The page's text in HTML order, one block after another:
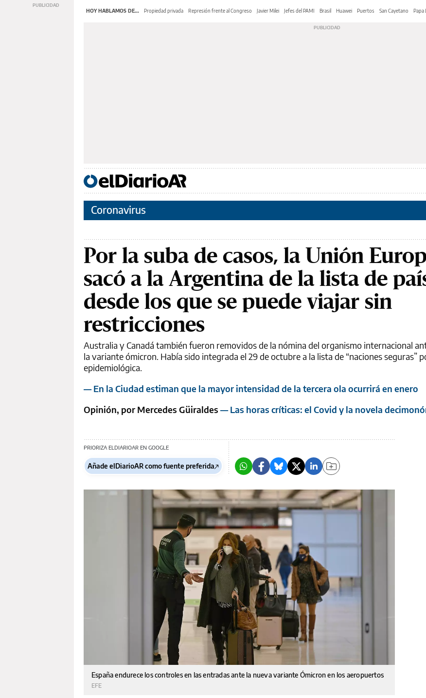
HOY HABLAMOS DE... Propiedad privada Represión frente al Congreso Javier Milei Jefes del PAMI Brasil Huawei Puertos San Cayetano Papa
Coronavirus
Por la suba de casos, la Unión
sacó a la Argentina de la lista de
desde los que se puede viajar sin
restricciones
Australia y Canadá también fueron removidos de la nómina del organismo internacional
la variante ómicron. Había sido integrada el 29 de octubre a la lista de “naciones seguras”
epidemiológica.
— En la Ciudad estiman que la mayor intensidad de la tercera ola ocurrirá en enero
Opinión, por Mercedes Güiraldes — Las horas críticas: el Covid y la novela
PRIORIZA ELDIARIOAR EN GOOGLE
Añade elDiarioAR como fuente preferida
España endurece los controles en las entradas ante la nueva variante Ómicron en los aeropuertos
EFE